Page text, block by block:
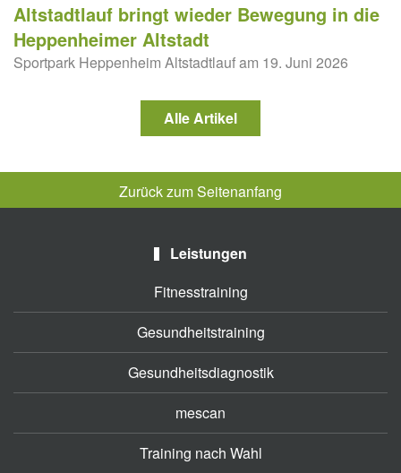
Altstadtlauf bringt wieder Bewegung in die
Heppenheimer Altstadt
Sportpark Heppenheim Altstadtlauf am 19. Juni 2026
Alle Artikel
Zurück zum Seitenanfang
Leistungen
Fitnesstraining
Gesundheitstraining
Gesundheitsdiagnostik
mescan
Training nach Wahl